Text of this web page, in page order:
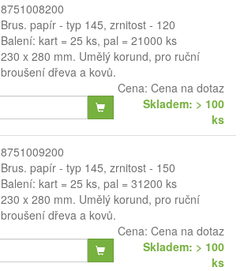
8751008200
Brus. papír - typ 145, zrnitost - 120
Balení: kart = 25 ks, pal = 21000 ks
230 x 280 mm. Umělý korund, pro ruční
broušení dřeva a kovů.
Cena: Cena na dotaz
Skladem: > 100
ks
8751009200
Brus. papír - typ 145, zrnitost - 150
Balení: kart = 25 ks, pal = 31200 ks
230 x 280 mm. Umělý korund, pro ruční
broušení dřeva a kovů.
Cena: Cena na dotaz
Skladem: > 100
ks